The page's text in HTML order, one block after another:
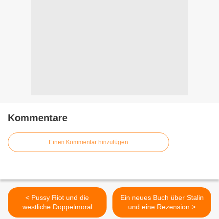
Kommentare
Einen Kommentar hinzufügen
< Pussy Riot und die
westliche Doppelmoral
Ein neues Buch über Stalin
und eine Rezension >